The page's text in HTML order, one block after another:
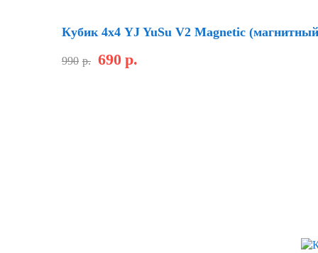
Кубик 4х4 YJ YuSu V2 Magnetic
990 р. 690 р.